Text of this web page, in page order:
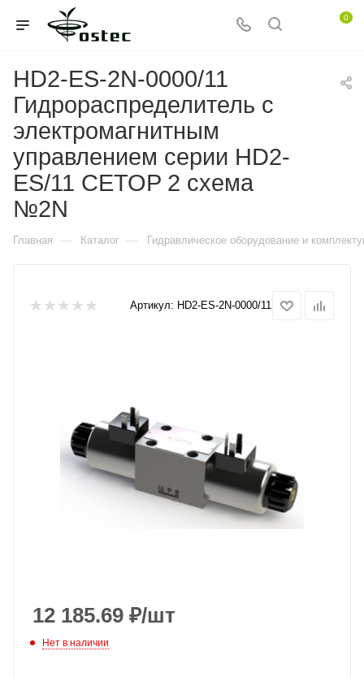
0
HD2-ES-2N-0000/11
Гидрораспределитель с
электромагнитным
управлением серии HD2-
ES/11 CETOP 2 схема
№2N
Главная — Каталог — Гидравлическое оборудование и
Артикул: HD2-ES-2N-0000/11
12 185.69 ₽/шт
Нет в наличии